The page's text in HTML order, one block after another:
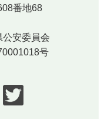
番地68
安委員会
号